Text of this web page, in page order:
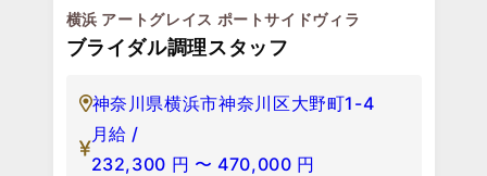
横浜 アートグレイス ポートサイドヴィラ
ブライダル調理スタッフ
神奈川県横浜市神奈川区大野町1-4
月給 /
232,300 円 〜 470,000 円